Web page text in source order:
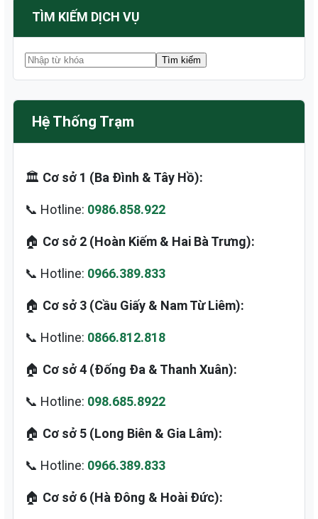
TÌM KIẾM DỊCH VỤ
Hệ Thống Trạm
🏛️ Cơ sở 1 (Ba Đình & Tây Hồ):
📞 Hotline: 0986.858.922
🏠 Cơ sở 2 (Hoàn Kiếm & Hai Bà Trưng):
📞 Hotline: 0966.389.833
🏠 Cơ sở 3 (Cầu Giấy & Nam Từ Liêm):
📞 Hotline: 0866.812.818
🏠 Cơ sở 4 (Đống Đa & Thanh Xuân):
📞 Hotline: 098.685.8922
🏠 Cơ sở 5 (Long Biên & Gia Lâm):
📞 Hotline: 0966.389.833
🏠 Cơ sở 6 (Hà Đông & Hoài Đức):